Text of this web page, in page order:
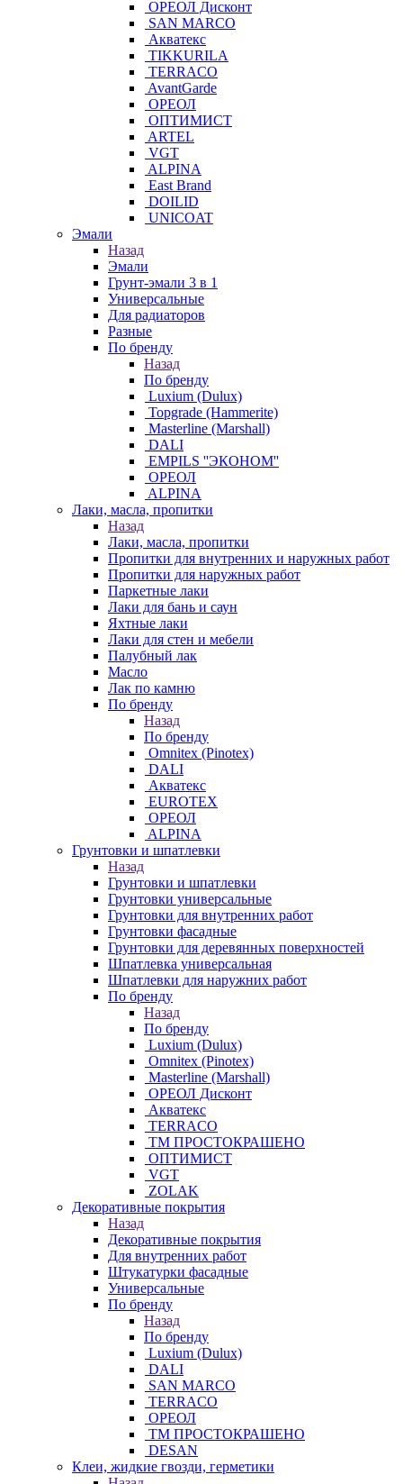
ОРЕОЛ Дисконт
SAN MARCO
Акватекс
TIKKURILA
TERRACO
AvantGarde
ОРЕОЛ
ОПТИМИСТ
ARTEL
VGT
ALPINA
East Brand
DOILID
UNICOAT
Эмали
Назад
Эмали
Грунт-эмали 3 в 1
Универсальные
Для радиаторов
Разные
По бренду
Назад
По бренду
Luxium (Dulux)
Topgrade (Hammerite)
Masterline (Marshall)
DALI
EMPILS ''ЭКОНОМ''
ОРЕОЛ
ALPINA
Лаки, масла, пропитки
Назад
Лаки, масла, пропитки
Пропитки для внутренних и наружных работ
Пропитки для наружных работ
Паркетные лаки
Лаки для бань и саун
Яхтные лаки
Лаки для стен и мебели
Палубный лак
Масло
Лак по камню
По бренду
Назад
По бренду
Omnitex (Pinotex)
DALI
Акватекс
EUROTEX
ОРЕОЛ
ALPINA
Грунтовки и шпатлевки
Назад
Грунтовки и шпатлевки
Грунтовки универсальные
Грунтовки для внутренних работ
Грунтовки фасадные
Грунтовки для деревянных поверхностей
Шпатлевка универсальная
Шпатлевки для наружних работ
По бренду
Назад
По бренду
Luxium (Dulux)
Omnitex (Pinotex)
Masterline (Marshall)
ОРЕОЛ Дисконт
Акватекс
TERRACO
ТМ ПРОСТОКРАШЕНО
ОПТИМИСТ
VGT
ZOLAK
Декоративные покрытия
Назад
Декоративные покрытия
Для внутренних работ
Штукатурки фасадные
Универсальные
По бренду
Назад
По бренду
Luxium (Dulux)
DALI
SAN MARCO
TERRACO
ОРЕОЛ
ТМ ПРОСТОКРАШЕНО
DESAN
Клеи, жидкие гвозди, герметики